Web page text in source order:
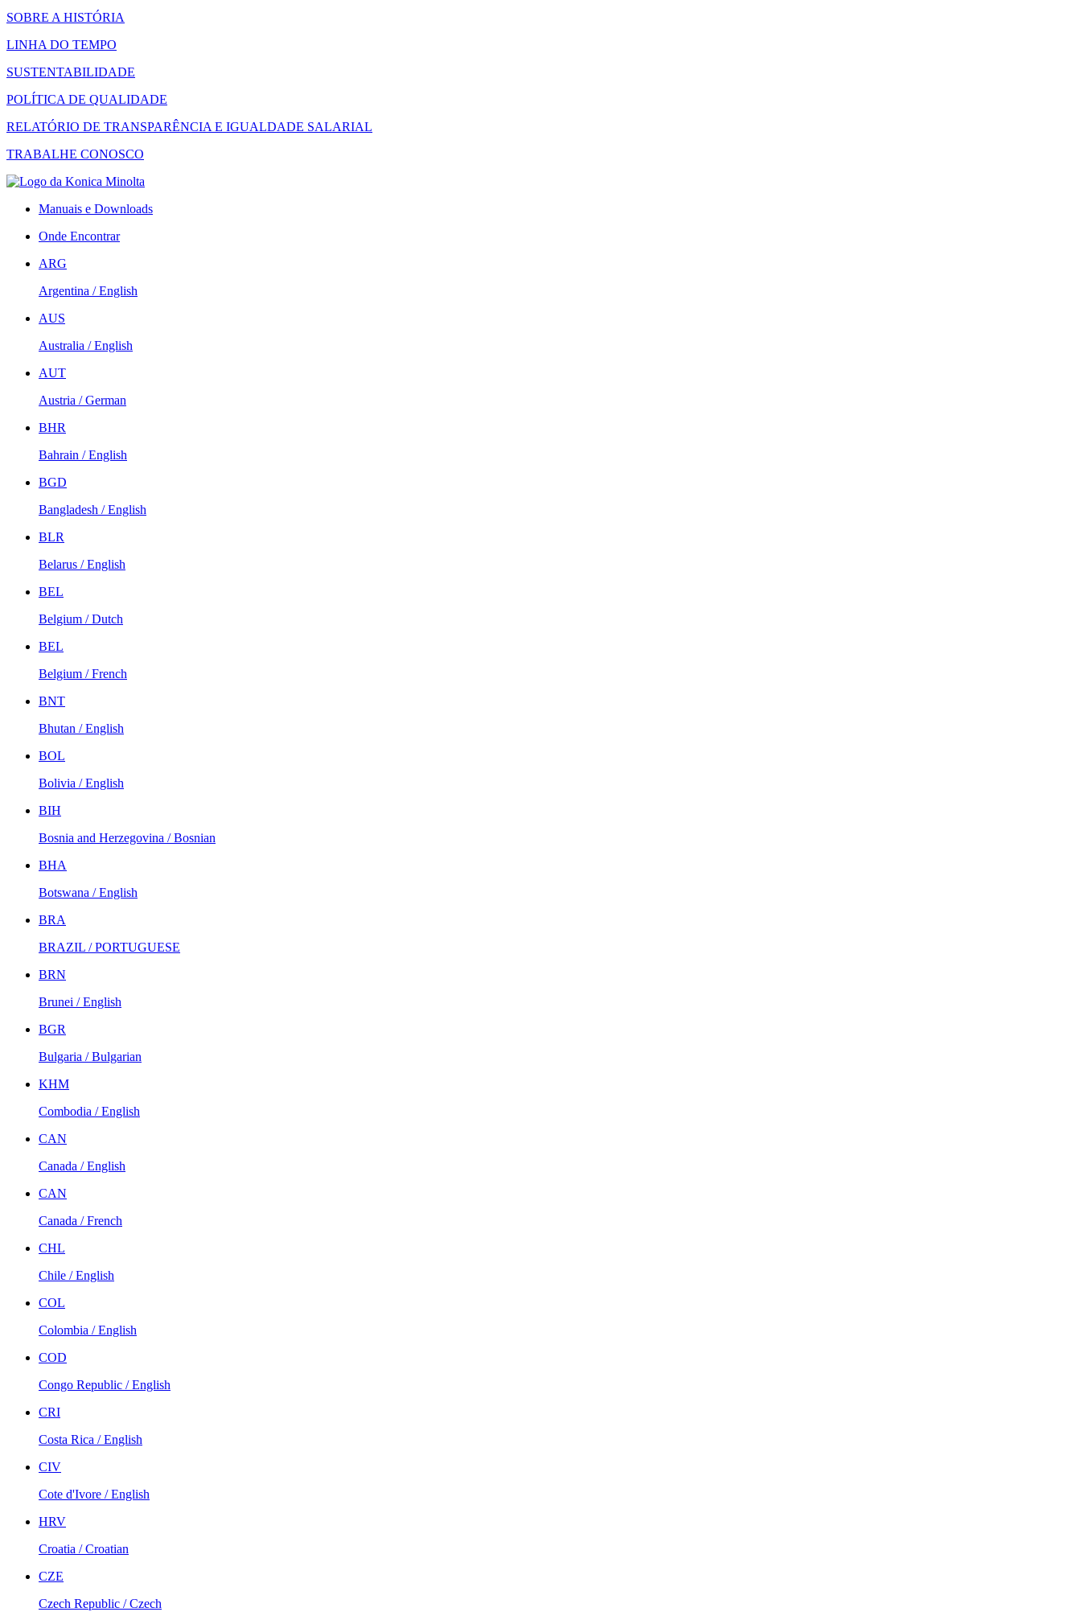
SOBRE A HISTÓRIA
LINHA DO TEMPO
SUSTENTABILIDADE
POLÍTICA DE QUALIDADE
RELATÓRIO DE TRANSPARÊNCIA E IGUALDADE SALARIAL
TRABALHE CONOSCO
Manuais e Downloads
Onde Encontrar
ARG
Argentina / English
AUS
Australia / English
AUT
Austria / German
BHR
Bahrain / English
BGD
Bangladesh / English
BLR
Belarus / English
BEL
Belgium / Dutch
BEL
Belgium / French
BNT
Bhutan / English
BOL
Bolivia / English
BIH
Bosnia and Herzegovina / Bosnian
BHA
Botswana / English
BRA
BRAZIL / PORTUGUESE
BRN
Brunei / English
BGR
Bulgaria / Bulgarian
KHM
Combodia / English
CAN
Canada / English
CAN
Canada / French
CHL
Chile / English
COL
Colombia / English
COD
Congo Republic / English
CRI
Costa Rica / English
CIV
Cote d'Ivore / English
HRV
Croatia / Croatian
CZE
Czech Republic / Czech